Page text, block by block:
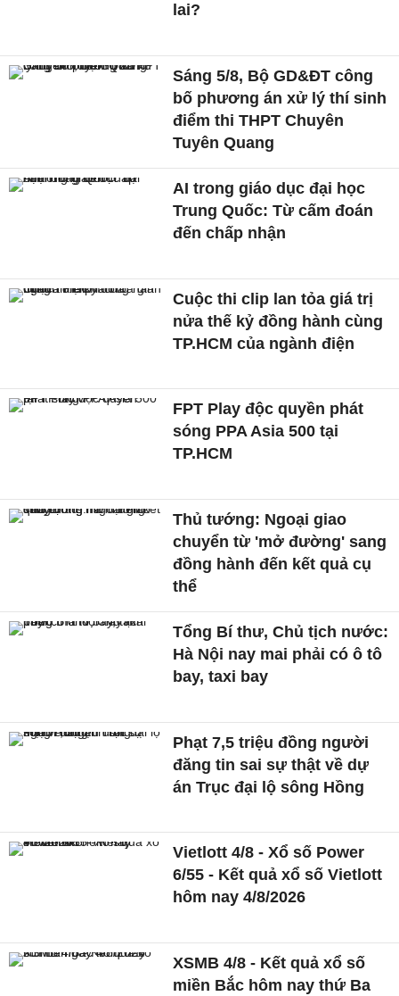
lai?
Sáng 5/8, Bộ GD&ĐT công
bố phương án xử lý thí sinh
điểm thi THPT Chuyên
Tuyên Quang
AI trong giáo dục đại học
Trung Quốc: Từ cấm đoán
đến chấp nhận
Cuộc thi clip lan tỏa giá trị
nửa thế kỷ đồng hành cùng
TP.HCM của ngành điện
FPT Play độc quyền phát
sóng PPA Asia 500 tại
TP.HCM
Thủ tướng: Ngoại giao
chuyển từ 'mở đường' sang
đồng hành đến kết quả cụ
thể
Tổng Bí thư, Chủ tịch nước:
Hà Nội nay mai phải có ô tô
bay, taxi bay
Phạt 7,5 triệu đồng người
đăng tin sai sự thật về dự
án Trục đại lộ sông Hồng
Vietlott 4/8 - Xổ số Power
6/55 - Kết quả xổ số Vietlott
hôm nay 4/8/2026
XSMB 4/8 - Kết quả xổ số
miền Bắc hôm nay thứ Ba